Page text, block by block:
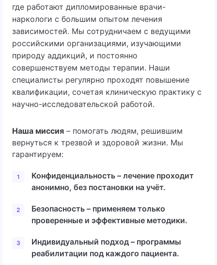
где работают дипломированные врачи-
наркологи с большим опытом лечения
зависимостей. Мы сотрудничаем с ведущими
российскими организациями, изучающими
природу аддикций, и постоянно
совершенствуем методы терапии. Наши
специалисты регулярно проходят повышение
квалификации, сочетая клиническую практику с
научно-исследовательской работой.
Наша миссия – помогать людям, решившим
вернуться к трезвой и здоровой жизни. Мы
гарантируем:
Конфиденциальность – лечение проходит
анонимно, без постановки на учёт.
Безопасность – применяем только
проверенные и эффективные методики.
Индивидуальный подход – программы
реабилитации под каждого пациента.